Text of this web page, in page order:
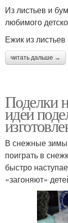
Из листьев и
любимого
Ежик из
читать дальше →
Поделки
идеи
В снежные зимы
поиграть в
быстро
«загоняют»